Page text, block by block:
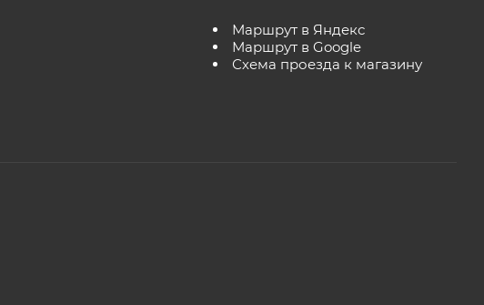
Маршрут в Яндекс
Маршрут в Google
Схема проезда к магазину